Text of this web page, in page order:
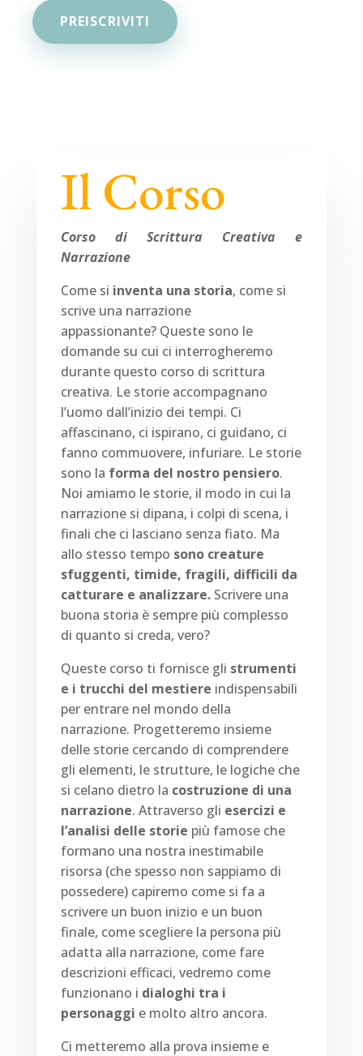
PREISCRIVITI
Il Corso
Corso di Scrittura Creativa e
Narrazione
Come si inventa una storia, come si
scrive una narrazione
appassionante? Queste sono le
domande su cui ci interrogheremo
durante questo corso di scrittura
creativa. Le storie accompagnano
l’uomo dall’inizio dei tempi. Ci
affascinano, ci ispirano, ci guidano, ci
fanno commuovere, infuriare. Le storie
sono la forma del nostro pensiero.
Noi amiamo le storie, il modo in cui la
narrazione si dipana, i colpi di scena, i
finali che ci lasciano senza fiato. Ma
allo stesso tempo sono creature
sfuggenti, timide, fragili, difficili da
catturare e analizzare.Scrivere una
buona storia è sempre più complesso
di quanto si creda, vero?
Queste corso ti fornisce gli strumenti
e i trucchi del mestiere indispensabili
per entrare nel mondo della
narrazione. Progetteremo insieme
delle storie cercando di comprendere
gli elementi, le strutture, le logiche che
si celano dietro la costruzione di una
narrazione. Attraverso gli esercizi e
l’analisi delle storie più famose che
formano una nostra inestimabile
risorsa (che spesso non sappiamo di
possedere) capiremo come si fa a
scrivere un buon inizio e un buon
finale, come scegliere la persona più
adatta alla narrazione, come fare
descrizioni efficaci, vedremo come
funzionano i dialoghi tra i
personaggi e molto altro ancora.
Ci metteremo alla prova insieme e